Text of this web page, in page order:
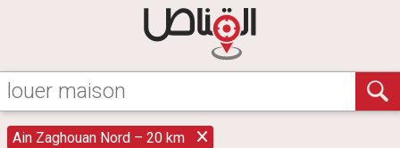
Ain Zaghouan Nord – 20 km